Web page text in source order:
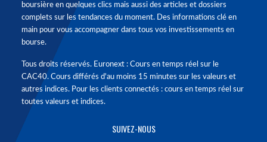
boursière en quelques clics mais aussi des articles et dossiers
complets sur les tendances du moment. Des informations clé en
main pour vous accompagner dans tous vos investissements en
bourse.
Tous droits réservés. Euronext : Cours en temps réel sur le
CAC40. Cours différés d'au moins 15 minutes sur les valeurs et
autres indices. Pour les clients connectés : cours en temps réel sur
toutes valeurs et indices.
SUIVEZ-NOUS